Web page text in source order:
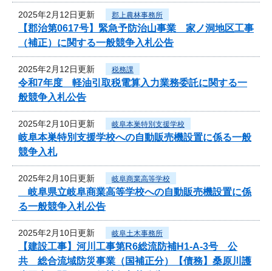
2025年2月12日更新 郡上農林事務所
【郡治第0617号】緊急予防治山事業 家ノ洞地区工事
（補正）に関する一般競争入札公告
2025年2月12日更新 税務課
令和7年度 軽油引取税電算入力業務委託に関する一
般競争入札公告
2025年2月10日更新 岐阜本巣特別支援学校
岐阜本巣特別支援学校への自動販売機設置に係る一般
競争入札
2025年2月10日更新 岐阜商業高等学校
岐阜県立岐阜商業高等学校への自動販売機設置に係
る一般競争入札公告
2025年2月10日更新 岐阜土木事務所
【建設工事】河川工事第R6総流防補H1-A-3号 公
共 総合流域防災事業（国補正分）【債務】桑原川護